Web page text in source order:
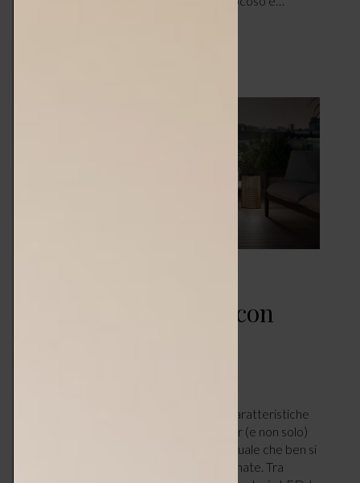
ricaricabili – libertà con
Leggerezza, colore, praticità: queste le caratteristiche
del lighting dedicato alle serate en plein air (e non solo)
grazie a una versatilità estetica e concettuale che ben si
adatta alle dinamiche funzionali più aggiornate. Tra